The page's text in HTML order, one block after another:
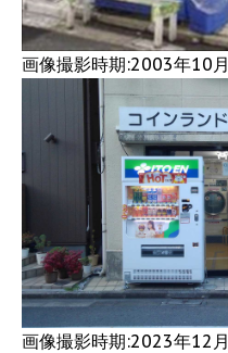
画像撮影時期:2003年10月
画像撮影時期:2023年12月